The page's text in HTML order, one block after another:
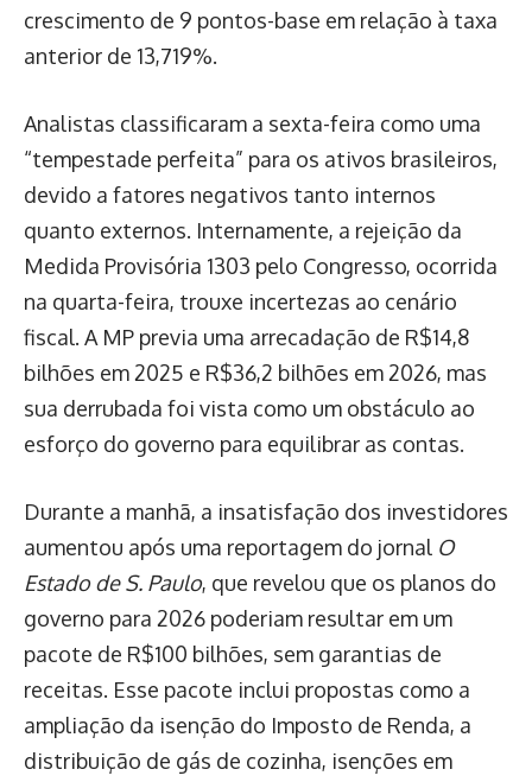
crescimento de 9 pontos-base em relação à taxa
anterior de 13,719%.
Analistas classificaram a sexta-feira como uma
“tempestade perfeita” para os ativos brasileiros,
devido a fatores negativos tanto internos
quanto externos. Internamente, a rejeição da
Medida Provisória 1303 pelo Congresso, ocorrida
na quarta-feira, trouxe incertezas ao cenário
fiscal. A MP previa uma arrecadação de R$14,8
bilhões em 2025 e R$36,2 bilhões em 2026, mas
sua derrubada foi vista como um obstáculo ao
esforço do governo para equilibrar as contas.
Durante a manhã, a insatisfação dos investidores
aumentou após uma reportagem do jornal O
Estado de S. Paulo, que revelou que os planos do
governo para 2026 poderiam resultar em um
pacote de R$100 bilhões, sem garantias de
receitas. Esse pacote inclui propostas como a
ampliação da isenção do Imposto de Renda, a
distribuição de gás de cozinha, isenções em